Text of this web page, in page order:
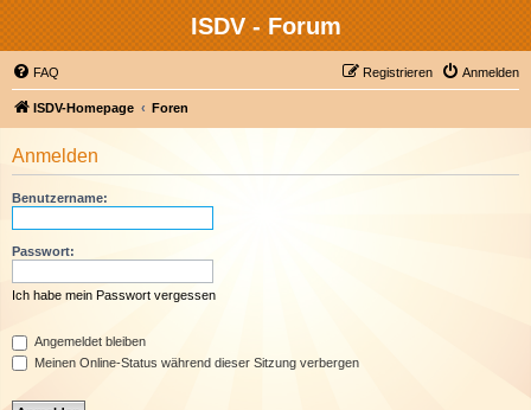
ISDV - Forum
FAQ Anmelden
Registrieren
ISDV-Homepage Foren
Anmelden
Benutzername:
Passwort:
Ich habe mein Passwort vergessen
Angemeldet bleiben
Meinen Online-Status während dieser Sitzung verbergen